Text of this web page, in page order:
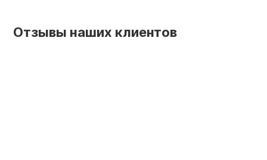
Отзывы наших клиентов